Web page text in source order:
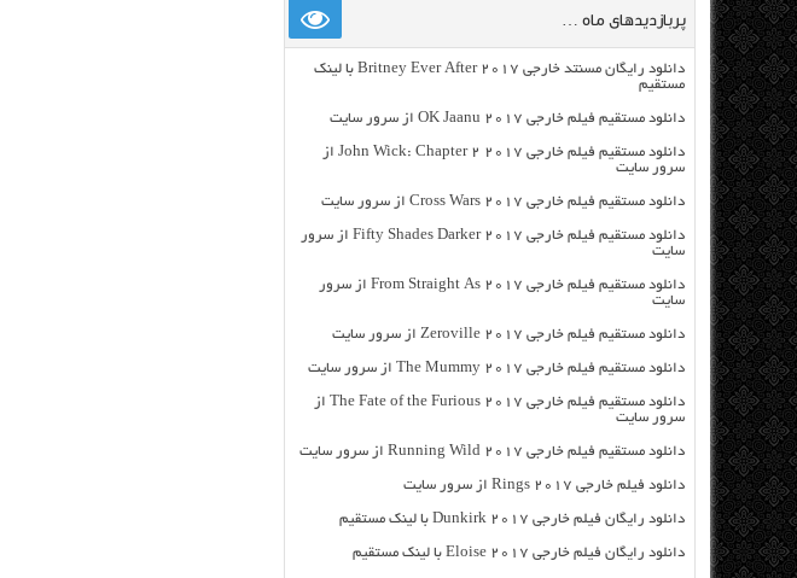
پربازدیدهای ماه …
دانلود رایگان مسنتد خارجی Britney Ever After 2017 با لینک
مستقیم
دانلود مستقیم فیلم خارجی OK Jaanu 2017 از سرور سایت
دانلود مستقیم فیلم خارجی John Wick: Chapter 2 2017 از
سرور سایت
دانلود مستقیم فیلم خارجی Cross Wars 2017 از سرور سایت
دانلود مستقیم فیلم خارجی Fifty Shades Darker 2017 از سرور
سایت
دانلود مستقیم فیلم خارجی From Straight As 2017 از سرور
سایت
دانلود مستقیم فیلم خارجی Zeroville 2017 از سرور سایت
دانلود مستقیم فیلم خارجی The Mummy 2017 از سرور سایت
دانلود مستقیم فیلم خارجی The Fate of the Furious 2017 از
سرور سایت
دانلود مستقیم فیلم خارجی Running Wild 2017 از سرور سایت
دانلود فیلم خارجی Rings 2017 از سرور سایت
دانلود رایگان فیلم خارجی Dunkirk 2017 با لینک مستقیم
دانلود رایگان فیلم خارجی Eloise 2017 با لینک مستقیم